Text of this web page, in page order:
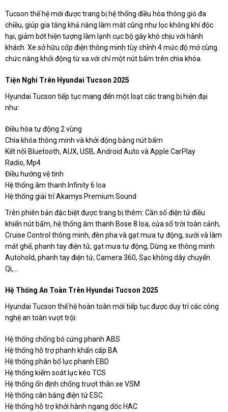
Tucson thế hệ mới được trang bị hệ thống điều hòa thông gió đa
chiều, giúp gia tăng khả năng làm mát cũng như lọc không khí độc
hại, giảm bớt hiện tượng làm lạnh cục bộ gây khó chịu với hành
khách. Xe sở hữu cốp điện thông minh tùy chỉnh 4 mức độ mở cùng
chức năng khởi động từ xa với chỉ một nút bấm trên chìa khóa.
Tiện Nghi Trên Hyundai Tucson 2025
Hyundai Tucson tiếp tục mang đến một loạt các trang bị hiện đại
như:
Điều hòa tự động 2 vùng
Chìa khóa thông minh và khởi động bằng nút bấm
Kết nối Bluetooth, AUX, USB, Android Auto và Apple CarPlay
Radio, Mp4
Điều hướng vệ tinh
Hệ thống âm thanh Infinity 6 loa
Hệ thống giải trí Akamys Premium Sound
Trên phiên bản đặc biệt được trang bị thêm: Cần số điện tử điều
khiển nút bấm, hệ thống âm thanh Bose 8 loa, cửa sổ trời toàn cảnh,
Cruise Control thông minh, đèn pha và gạt mưa tự động, sưởi và làm
mát ghế, phanh tay điện tử, gạt mưa tự động, Dừng xe thông minh
Autohold, phanh tay điện tử, Camera 360, Sạc không dây chuyển
Qi,...
Hệ Thống An Toàn Trên Hyundai Tucson 2025
Hyundai Tucson thế hệ hoàn toàn mới tiếp tục được duy trì các công
nghệ an toàn vượt trội:
Hệ thống chống bó cứng phanh ABS
Hệ thống hỗ trợ phanh khẩn cấp BA
Hệ thống phân bổ lực phanh EBD
Hệ thống kiểm soát lực kéo TCS
Hệ thống ổn định chống trượt thân xe VSM
Hệ thống cân bằng điện tử ESC
Hệ thống hỗ trợ khởi hành ngang dốc HAC